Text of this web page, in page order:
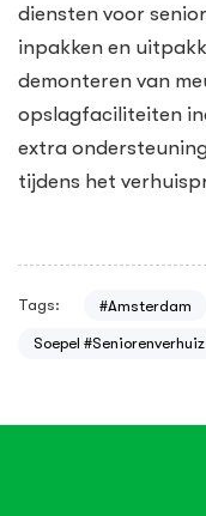
diensten voor
inpakken en
demonteren van
opslagfaciliteiten
extra
tijdens het
Tags: #Amsterdam
Soepel